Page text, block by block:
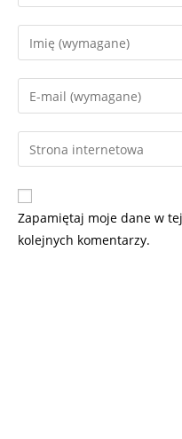
Zapamiętaj moje dane w
kolejnych komentarzy.